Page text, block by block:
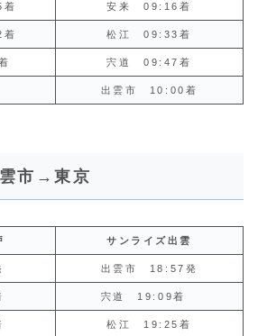
安来 09:16着
松江 09:33着
宍道 09:47着
出雲市 10:00着
市→東京
サンライズ出雲
出雲市 18:57発
宍道 19:09着
松江 19:25着